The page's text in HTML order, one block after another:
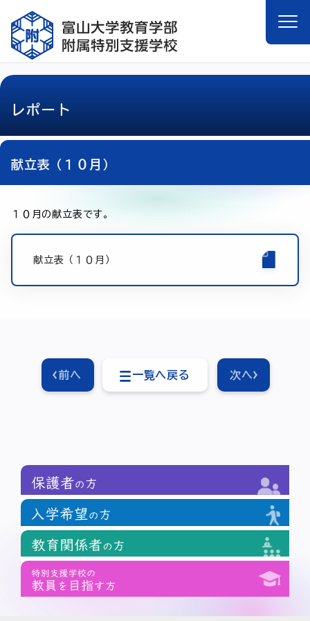
レポート
献立表（１０月）
１０月の献立表です。
献立表（１０月）
一覧へ戻る
前へ 次へ